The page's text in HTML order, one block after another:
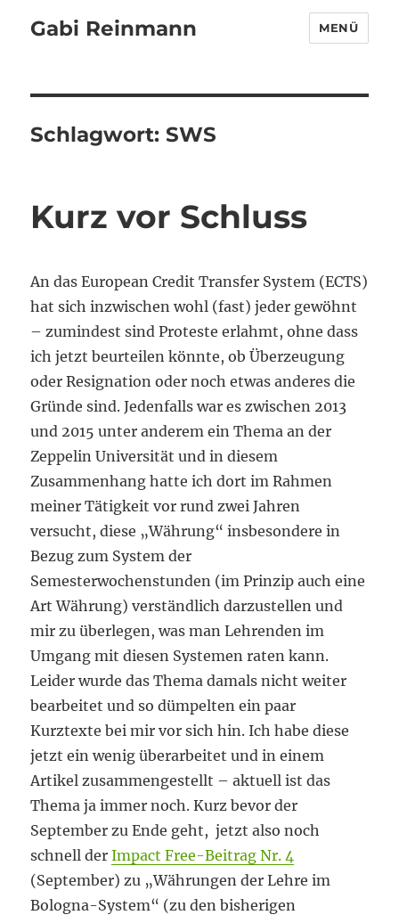
Gabi Reinmann MENÜ
Schlagwort:SWS
Kurz vor Schluss
An das European Credit Transfer System (ECTS)
hat sich inzwischen wohl (fast) jeder gewöhnt
– zumindest sind Proteste erlahmt, ohne dass
ich jetzt beurteilen könnte, ob Überzeugung
oder Resignation oder noch etwas anderes die
Gründe sind. Jedenfalls war es zwischen 2013
und 2015 unter anderem ein Thema an der
Zeppelin Universität und in diesem
Zusammenhang hatte ich dort im Rahmen
meiner Tätigkeit vor rund zwei Jahren
versucht, diese „Währung“ insbesondere in
Bezug zum System der
Semesterwochenstunden (im Prinzip auch eine
Art Währung) verständlich darzustellen und
mir zu überlegen, was man Lehrenden im
Umgang mit diesen Systemen raten kann.
Leider wurde das Thema damals nicht weiter
bearbeitet und so dümpelten ein paar
Kurztexte bei mir vor sich hin. Ich habe diese
jetzt ein wenig überarbeitet und in einem
Artikel zusammengestellt – aktuell ist das
Thema ja immer noch. Kurz bevor der
September zu Ende geht, jetzt also noch
schnell derImpact Free-Beitrag Nr. 4
(September) zu „Währungen der Lehre im
Bologna-System“ (zu den bisherigen